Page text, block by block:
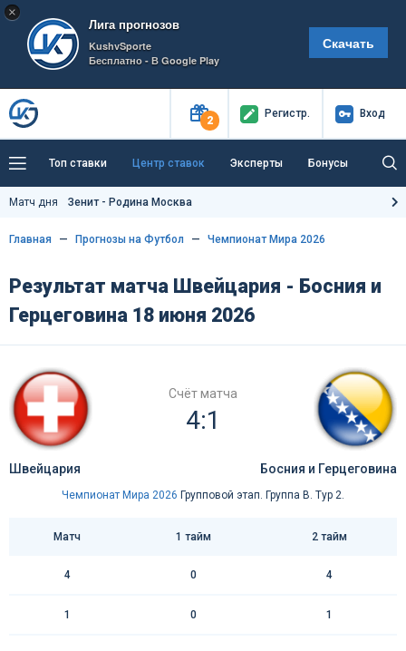
×
Лига прогнозов
KushvSporte
Бесплатно - В Google Play
Скачать
2
Регистр. Вход
Топ ставки Центр ставок Эксперты Бонусы
Тренды Букмекеры
Как тут заработать?
Матч дня Зенит - Родина Москва
Главная Прогнозы на Футбол Чемпионат Мира 2026
Результат матча Швейцария - Босния и
Герцеговина 18 июня 2026
Счёт матча
4:1
Швейцария Босния и Герцеговина
Чемпионат Мира 2026 Групповой этап. Группа B. Тур 2.
Матч 1 тайм 2 тайм
4 0 4
1 0 1